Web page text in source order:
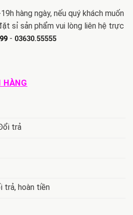
hàng ngày, nếu quý khách muốn
sỉ sản phẩm vui lòng liên hệ trực
- 03630.55555
HÀNG
trả
trả, hoàn tiền